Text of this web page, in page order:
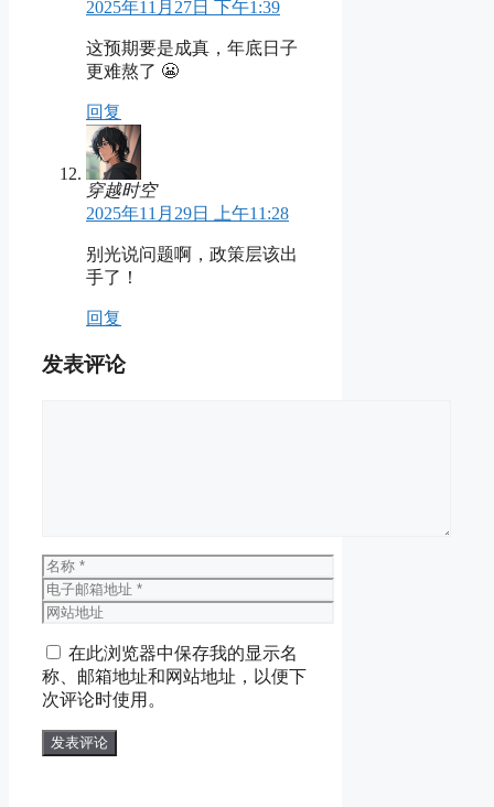
2025年11月27日 下午1:39
这预期要是成真，年底日子
更难熬了 😬
回复
穿越时空
2025年11月29日 上午11:28
别光说问题啊，政策层该出
手了！
回复
发表评论
名
称
电
子
箱
地
址
网
地
址
在此浏览器中保存我的显示名
称、邮箱地址和网站地址，以便下
次评论时使用。